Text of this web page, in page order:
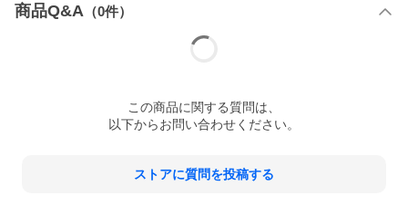
商品Q&A （0件）
この商品に関する質問は、
以下からお問い合わせください。
ストアに質問を投稿する